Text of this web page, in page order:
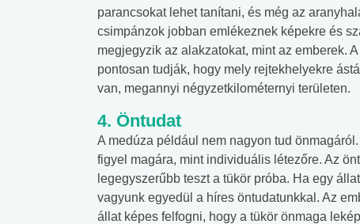
parancsokat lehet tanítani, és még az
csimpánzok jobban emlékeznek képekre és
megjegyzik az alakzatokat, mint az emberek.
pontosan tudják, hogy mely rejtekhelyekre
van, megannyi négyzetkilométernyi területen.
4. Öntudat
A medúza például nem nagyon tud
figyel magára, mint individuális létezőre. Az
legegyszerűbb teszt a tükör próba. Ha egy
vagyunk egyedül a híres öntudatunkkal. Az
állat képes felfogni, hogy a tükör önmaga